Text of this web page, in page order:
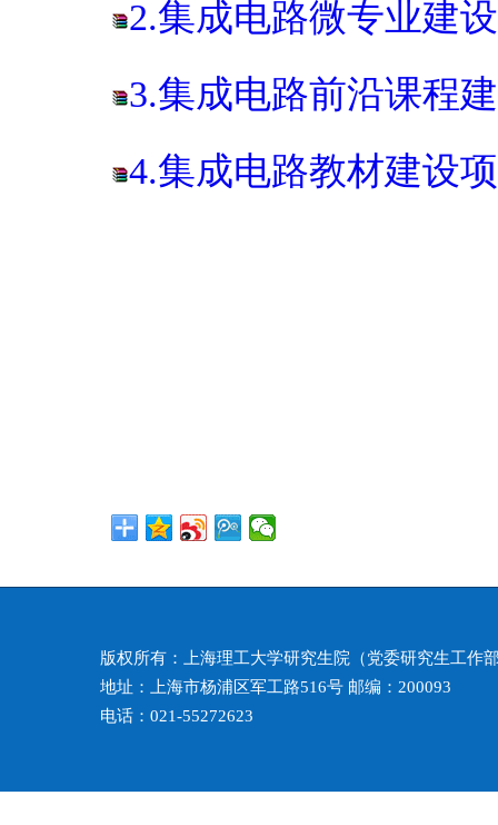
2.集成电路微专业建
3.集成电路前沿课程
4.集成电路教材建设
版权所有：上海理工大学研究生院（党委研究生工作
地址：上海市杨浦区军工路516号 邮编：200093
电话：021-55272623